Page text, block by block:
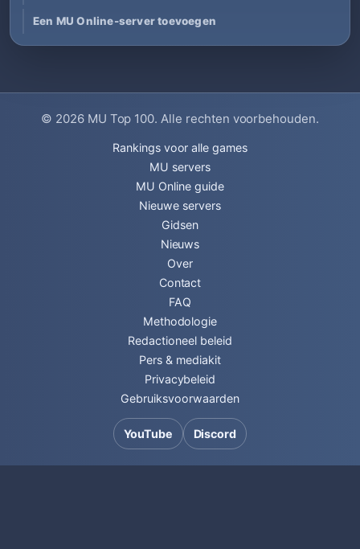
Een MU Online-server toevoegen
© 2026 MU Top 100. Alle rechten voorbehouden.
Rankings voor alle games
MU servers
MU Online guide
Nieuwe servers
Gidsen
Nieuws
Over
Contact
FAQ
Methodologie
Redactioneel beleid
Pers & mediakit
Privacybeleid
Gebruiksvoorwaarden
YouTube Discord